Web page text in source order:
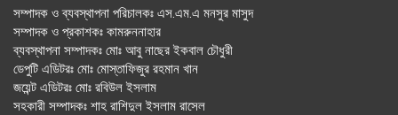
সম্পাদক ও ব্যবস্থাপনা পরিচালকঃ এস.এম.এ মনসুর মাসুদ
সম্পাদক ও প্রকাশকঃ কামরুননাহার
ব্যবস্থাপনা সম্পাদকঃ মোঃ আবু নাছের ইকবাল চৌধুরী
ডেপুটি এডিটরঃ মোঃ মোস্তাফিজুর রহমান খান
জয়েন্ট এডিটরঃ মোঃ রবিউল ইসলাম
সহকারী সম্পাদকঃ শাহ রাশিদুল ইসলাম রাসেল